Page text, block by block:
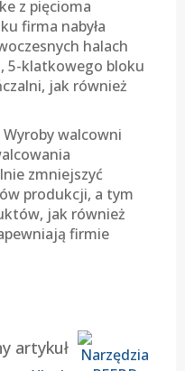
z pięcioma
firma nabyła
halach
5-klatkowego bloku
jak również
walcowni
zmniejszyć
produkcji, a tym
jak również
firmie
artykuł